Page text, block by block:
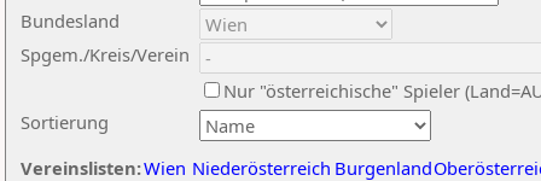
Sortierung
Bundesland
Spgem./Kreis/Verein
Nur "österreichische" Spieler
Vereinslisten:Wien Niederösterreich Burgenland